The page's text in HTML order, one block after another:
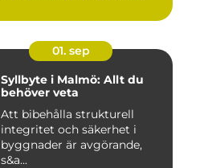
01. sep
Syllbyte i Malmö: Allt du
behöver veta
Att bibehålla strukturell
integritet och säkerhet i
byggnader är avgörande,
s&a...